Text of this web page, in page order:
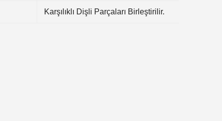
Karşılıklı Dişli Parçaları Birleştirilir.